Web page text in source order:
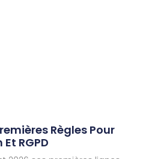
Règles Pour
RGPD